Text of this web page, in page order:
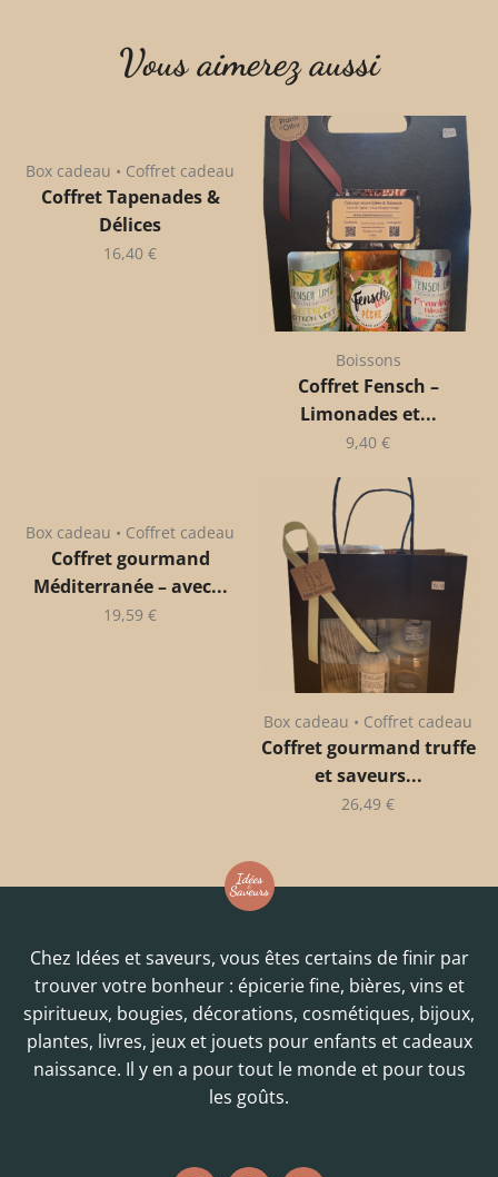
Vous aimerez aussi
Box cadeau • Coffret cadeau
Coffret Tapenades &
Délices
16,40 €
Boissons
Coffret Fensch –
Limonades et...
9,40 €
Box cadeau • Coffret cadeau
Coffret gourmand
Méditerranée – avec...
19,59 €
Box cadeau • Coffret cadeau
Coffret gourmand truffe
et saveurs...
26,49 €
Chez Idées et saveurs, vous êtes certains de finir par
trouver votre bonheur : épicerie fine, bières, vins et
spiritueux, bougies, décorations, cosmétiques, bijoux,
plantes, livres, jeux et jouets pour enfants et cadeaux
naissance. Il y en a pour tout le monde et pour tous
les goûts.